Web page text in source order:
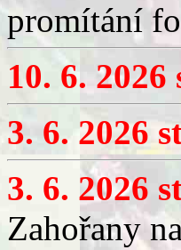
promítání
10. 6.
3. 6. 2026
3. 6. 2026
Zahořany